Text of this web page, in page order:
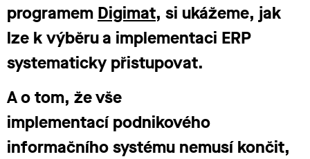
programem Digimat, si ukážeme, jak
lze k výběru a implementaci ERP
systematicky přistupovat.
A o tom, že vše
implementací podnikového
informačního systému nemusí končit,